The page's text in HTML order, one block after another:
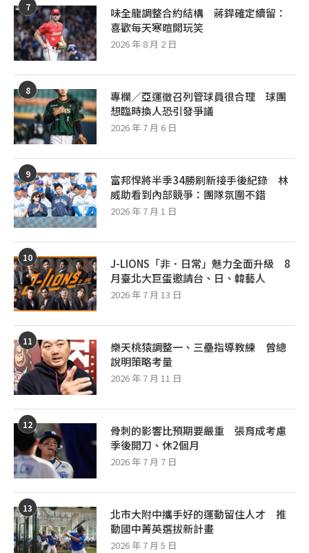
7
味全龍調整合約結構 蔣銲確定續留：
喜歡每天寒暄開玩笑
2026 年 8 月 2 日
8
專欄／亞運徵召列管球員很合理 球團
想臨時換人恐引發爭議
2026 年 7 月 6 日
9
富邦悍將半季34勝刷新接手後紀錄 林
威助看到內部競爭：團隊氛圍不錯
2026 年 7 月 1 日
10
J-LIONS「非．日常」魅力全面升級 8
月臺北大巨蛋邀請台、日、韓藝人
2026 年 7 月 13 日
11
樂天桃猿調整一、三壘指導教練 曾總
說明策略考量
2026 年 7 月 11 日
12
骨刺的影響比預期要嚴重 張育成考慮
季後開刀、休2個月
2026 年 7 月 7 日
13
北市大附中攜手好的運動留住人才 推
動國中菁英選拔新計畫
2026 年 7 月 5 日